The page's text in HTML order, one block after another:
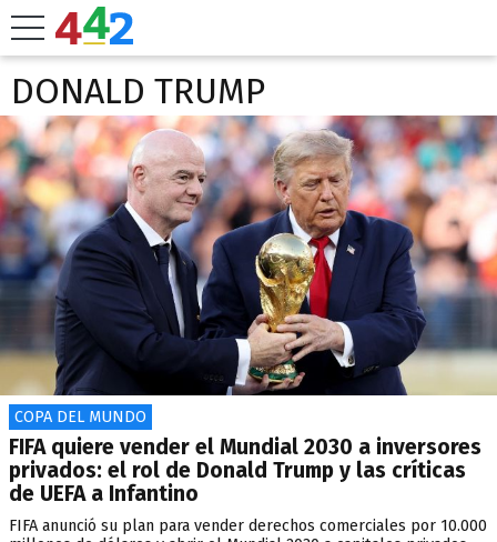
DONALD TRUMP
COPA DEL MUNDO
FIFA quiere vender el Mundial 2030 a inversores
privados: el rol de Donald Trump y las críticas
de UEFA a Infantino
FIFA anunció su plan para vender derechos comerciales por 10.000